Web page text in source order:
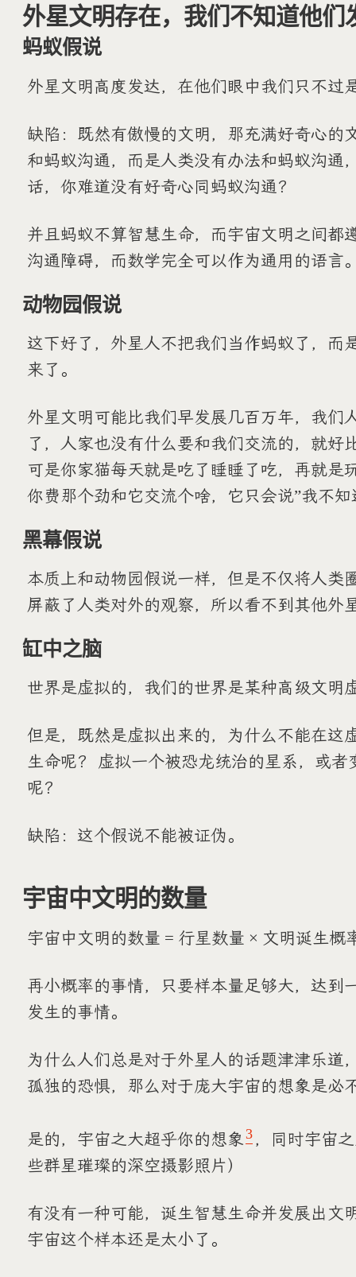
外星文明存在，我们不知道他们
蚂蚁假说
外星文明高度发达，在他们眼中我们只不过
缺陷：既然有傲慢的文明，那充满好奇心的
和蚂蚁沟通，而是人类没有办法和蚂蚁沟通
话，你难道没有好奇心同蚂蚁沟通？
并且蚂蚁不算智慧生命，而宇宙文明之间都
沟通障碍，而数学完全可以作为通用的语言
动物园假说
这下好了，外星人不把我们当作蚂蚁了，而
来了。
外星文明可能比我们早发展几百万年，我们
了，人家也没有什么要和我们交流的，就好
可是你家猫每天就是吃了睡睡了吃，再就是
你费那个劲和它交流个啥，它只会说”我不
黑幕假说
本质上和动物园假说一样，但是不仅将人类
屏蔽了人类对外的观察，所以看不到其他外
缸中之脑
世界是虚拟的，我们的世界是某种高级文明
但是，既然是虚拟出来的，为什么不能在这
生命呢？ 虚拟一个被恐龙统治的星系，或
呢？
缺陷：这个假说不能被证伪。
宇宙中文明的数量
宇宙中文明的数量 = 行星数量 × 文明诞生概
再小概率的事情，只要样本量足够大，达到
发生的事情。
为什么人们总是对于外星人的话题津津乐道
孤独的恐惧，那么对于庞大宇宙的想象是必
是的，宇宙之大超乎你的想象3 ，同时宇宙
些群星璀璨的深空摄影照片）
有没有一种可能，诞生智慧生命并发展出文
宇宙这个样本还是太小了。